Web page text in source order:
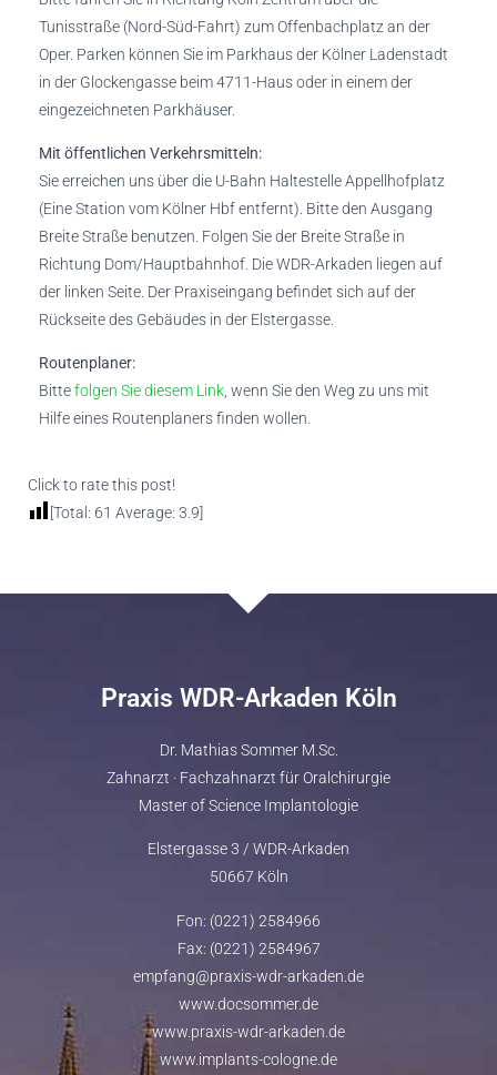
Tunisstraße (Nord-Süd-Fahrt) zum Offenbachplatz an der
Oper. Parken können Sie im Parkhaus der Kölner Ladenstadt
in der Glockengasse beim 4711-Haus oder in einem der
eingezeichneten Parkhäuser.
Mit öffentlichen Verkehrsmitteln:
Sie erreichen uns über die U-Bahn Haltestelle Appellhofplatz
(Eine Station vom Kölner Hbf entfernt). Bitte den Ausgang
Breite Straße benutzen. Folgen Sie der Breite Straße in
Richtung Dom/Hauptbahnhof. Die WDR-Arkaden liegen auf
der linken Seite. Der Praxiseingang befindet sich auf der
Rückseite des Gebäudes in der Elstergasse.
Routenplaner:
Bittefolgen Sie diesem Link, wenn Sie den Weg zu uns mit
Hilfe eines Routenplaners finden wollen.
Click to rate this post!
[Total: 61 Average: 3.9]
Praxis WDR-Arkaden Köln
Dr. Mathias Sommer M.Sc.
Zahnarzt · Fachzahnarzt für Oralchirurgie
Master of Science Implantologie
Elstergasse 3 / WDR-Arkaden
50667 Köln
Fon: (0221) 2584966
Fax: (0221) 2584967
empfang@praxis-wdr-arkaden.de
www.docsommer.de
www.praxis-wdr-arkaden.de
www.implants-cologne.de